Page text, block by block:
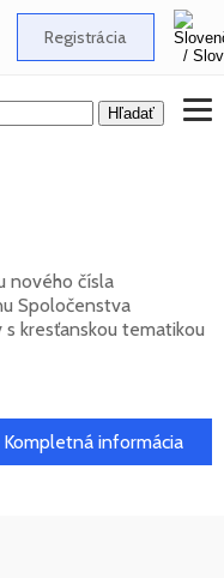
Registrácia
nového čísla
Spoločenstva
kresťanskou tematikou
Kompletná informácia